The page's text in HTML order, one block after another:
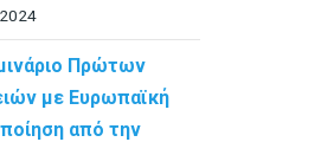
Πρώτων
με Ευρωπαϊκή
από την